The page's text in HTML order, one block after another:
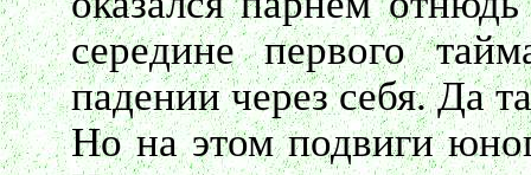
середине первого
падении через себя. Да
Но на этом подвиги